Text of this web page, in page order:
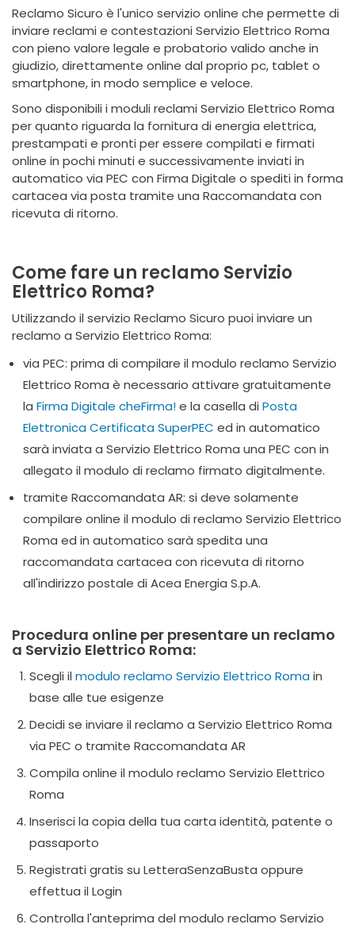
Reclamo Sicuro è l'unico servizio online che permette di
inviare reclami e contestazioni Servizio Elettrico Roma
con pieno valore legale e probatorio valido anche in
giudizio, direttamente online dal proprio pc, tablet o
smartphone, in modo semplice e veloce.
Sono disponibili i moduli reclami Servizio Elettrico Roma
per quanto riguarda la fornitura di energia elettrica,
prestampati e pronti per essere compilati e firmati
online in pochi minuti e successivamente inviati in
automatico via PEC con Firma Digitale o spediti in forma
cartacea via posta tramite una Raccomandata con
ricevuta di ritorno.
Come fare un reclamo Servizio
Elettrico Roma?
Utilizzando il servizio Reclamo Sicuro puoi inviare un
reclamo a Servizio Elettrico Roma:
via PEC: prima di compilare il modulo reclamo Servizio
Elettrico Roma è necessario attivare gratuitamente
la Firma Digitale cheFirma!e la casella di Posta
Elettronica Certificata SuperPEC ed in automatico
sarà inviata a Servizio Elettrico Roma una PEC con in
allegato il modulo di reclamo firmato digitalmente.
tramite Raccomandata AR: si deve solamente
compilare online il modulo di reclamo Servizio Elettrico
Roma ed in automatico sarà spedita una
raccomandata cartacea con ricevuta di ritorno
all'indirizzo postale di Acea Energia S.p.A.
Procedura online per presentare un reclamo
a Servizio Elettrico Roma:
Scegli il modulo reclamo Servizio Elettrico Romain
base alle tue esigenze
Decidi se inviare il reclamo a Servizio Elettrico Roma
via PEC o tramite Raccomandata AR
Compila online il modulo reclamo Servizio Elettrico
Roma
Inserisci la copia della tua carta identità, patente o
passaporto
Registrati gratis su LetteraSenzaBusta oppure
effettua il Login
Controlla l'anteprima del modulo reclamo Servizio